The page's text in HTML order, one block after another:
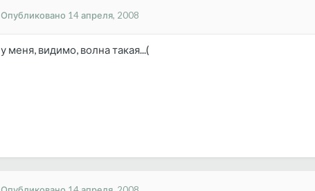
Опубликовано 14 апреля, 2008
у меня, видимо, волна такая...(